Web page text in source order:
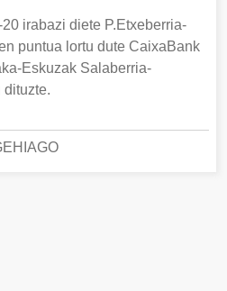
irabazi diete P.Etxeberria-
puntua lortu dute CaixaBank
Eskuzak Salaberria-
dituzte.